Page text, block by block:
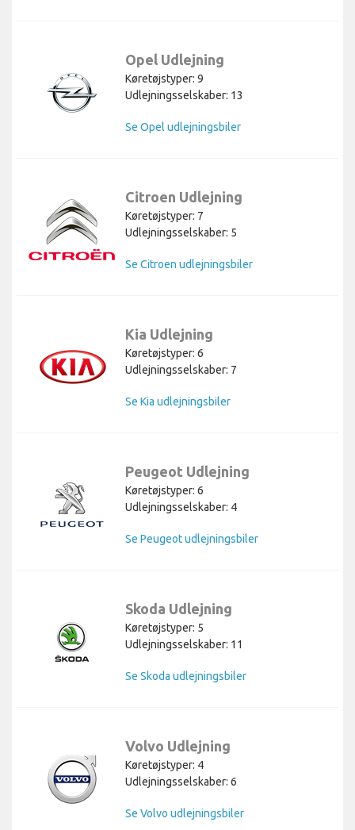
Opel Udlejning
Køretøjstyper: 9
Udlejningsselskaber: 13
Se Opel udlejningsbiler
Citroen Udlejning
Køretøjstyper: 7
Udlejningsselskaber: 5
Se Citroen udlejningsbiler
Kia Udlejning
Køretøjstyper: 6
Udlejningsselskaber: 7
Se Kia udlejningsbiler
Peugeot Udlejning
Køretøjstyper: 6
Udlejningsselskaber: 4
Se Peugeot udlejningsbiler
Skoda Udlejning
Køretøjstyper: 5
Udlejningsselskaber: 11
Se Skoda udlejningsbiler
Volvo Udlejning
Køretøjstyper: 4
Udlejningsselskaber: 6
Se Volvo udlejningsbiler